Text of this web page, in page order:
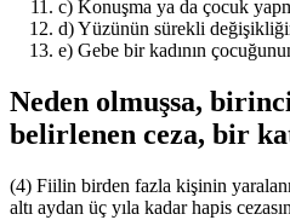
c) Konuşma ya da çocuk
d) Yüzünün sürekli
e) Gebe bir kadının
Neden olmuşsa,
belirlenen ceza, bir
(4) Fiilin birden fazla kişinin
altı aydan üç yıla kadar hapis